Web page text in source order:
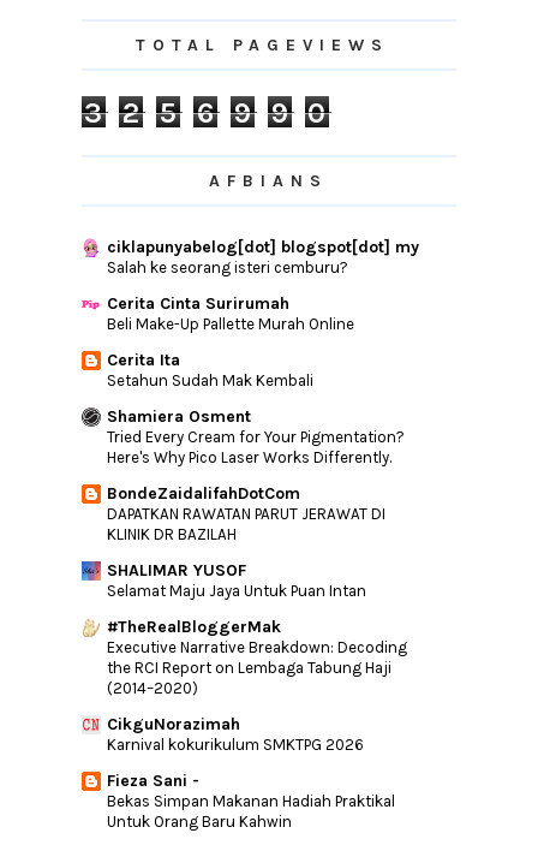
Untuk Di Follow
JOI KinderTab | Tablet Khas Kanak-Kanak
Nurfaizah
Entry
Cerita Ride Bertiga
Semburan Ajaib Biobax Cool Theraphy
Untuk Melegaka...
Wajib Ada Stok Makanan Kering
Lunch Di D'Dapor
Jalan-Jalan Naik Komuter ke Padang
Besar, Perlis
Tiada Lagi Hutang PTPTN
►July(9)
►June(15)
►May(9)
April (13)
►March(15)
►February(15)
►January(12)
2016
► 2015(346)
►2013(154)
2012(76)
TOTAL PAGEVIEWS
3 2 5 6 9 9 0
AFBIANS
ciklapunyabelog[dot] blogspot[dot] my
Salah ke seorang isteri cemburu?
Cerita Cinta Surirumah
Beli Make-Up Pallette Murah Online
Cerita Ita
Setahun Sudah Mak Kembali
Shamiera Osment
Tried Every Cream for Your Pigmentation?
Here's Why Pico Laser Works Differently.
BondeZaidalifahDotCom
DAPATKAN RAWATAN PARUT JERAWAT DI
KLINIK DR BAZILAH
SHALIMAR YUSOF
Selamat Maju Jaya Untuk Puan Intan
#TheRealBloggerMak
Executive Narrative Breakdown: Decoding
the RCI Report on Lembaga Tabung Haji
(2014–2020)
CikguNorazimah
Karnival kokurikulum SMKTPG 2026
Fieza Sani -
Bekas Simpan Makanan Hadiah Praktikal
Untuk Orang Baru Kahwin